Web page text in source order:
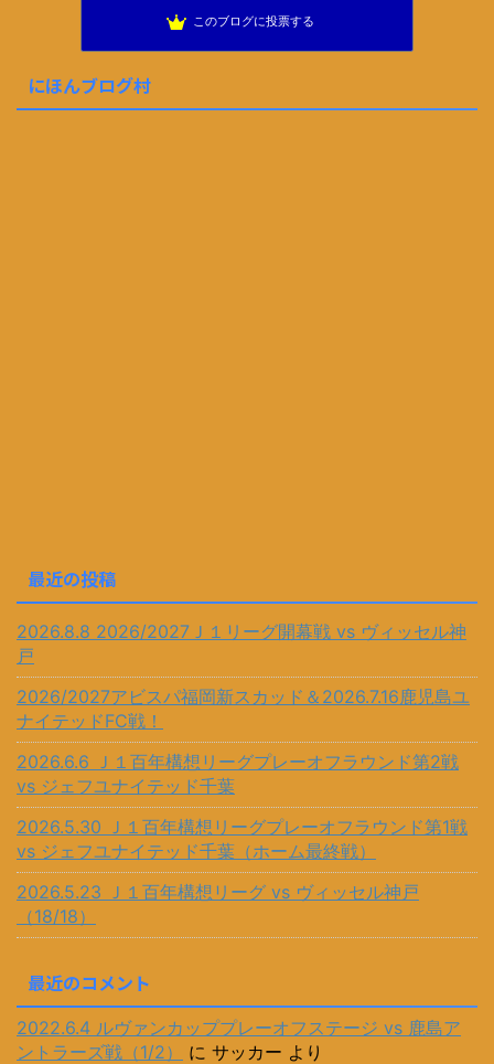
このブログに投票する
にほんブログ村
最近の投稿
2026.8.8 2026/2027Ｊ１リーグ開幕戦 vs ヴィッセル神
戸
2026/2027アビスパ福岡新スカッド＆2026.7.16鹿児島ユ
ナイテッドFC戦！
2026.6.6 Ｊ１百年構想リーグプレーオフラウンド第2戦
vs ジェフユナイテッド千葉
2026.5.30 Ｊ１百年構想リーグプレーオフラウンド第1戦
vs ジェフユナイテッド千葉（ホーム最終戦）
2026.5.23 Ｊ１百年構想リーグ vs ヴィッセル神戸
（18/18）
最近のコメント
2022.6.4 ルヴァンカッププレーオフステージ vs 鹿島ア
ントラーズ戦（1/2）
に サッカー より